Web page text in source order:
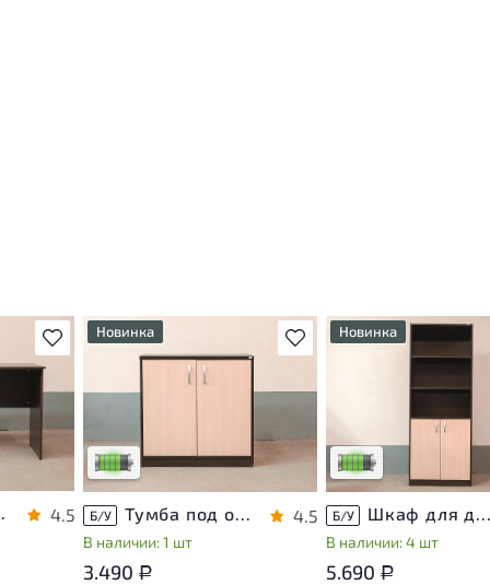
В избранное
Венге 4.5
В избранное
Новинка
У товара присутствуют
незначительные следы
эксплуатации, не влияющие
на удобство его
Низкая степень износа
Б/У Тумба под оргтехнику ЛДСП Венге
В наличии: 1 шт
4.5
3.490 Р
Новинка
эксплуатации, не
использования
Низкая степень
Б/У Шкаф для документов
В наличии: 4 шт
5.690 Р